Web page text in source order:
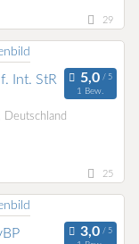
29
Int. StR
1 Bew.
25